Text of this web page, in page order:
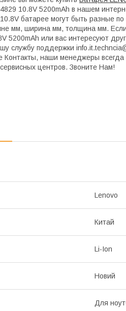
10.8V 5200mAh в нашем
батарее могут быть разные
мм, ширина мм, толщина мм.
5200mAh или вас интересуют
службу поддержки
Контакты, наши менеджеры
центров. Звоните Нам!
Lenovo
Китай
Li-Ion
Новий
Для